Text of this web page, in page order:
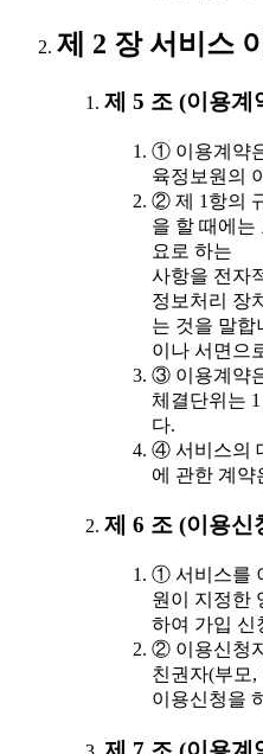
제 2 장 서비스
제 5 조 (이용계
① 이용계약
육정보원의
② 제 1항의
을 할 때에는
요로 하는
사항을 전자
정보처리 장
는 것을 말합
이나 서면으
③ 이용계약
체결단위는
다.
④ 서비스의
에 관한 계약
제 6 조 (이용신
① 서비스를
원이 지정한
하여 가입 신
② 이용신청
친권자(부모,
이용신청을